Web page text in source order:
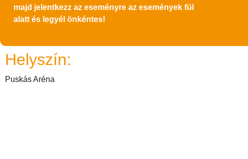
majd jelentkezz az eseményre az események fül
alatt és legyél önkéntes!
Helyszín:
Puskás Aréna